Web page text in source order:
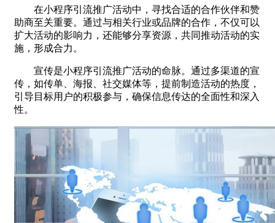
在小程序引流推广活动中，寻找合适的合作伙伴和赞
助商至关重要。通过与相关行业或品牌的合作，不仅可以
扩大活动的影响力，还能够分享资源，共同推动活动的实
施，形成合力。
宣传是小程序引流推广活动的命脉。通过多渠道的宣
传，如传单、海报、社交媒体等，提前制造活动的热度，
引导目标用户的积极参与，确保信息传达的全面性和深入
性。